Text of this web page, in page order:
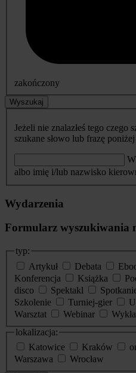
zakończony
Wyszukaj
Jeżeli nie znalazłeś tego czego
szukane słowo lub frazę poniżej
albo imię i/lub nazwisko
Wydarzenia
Formularz wyszukiwania
typ:
Artykuł
Debata
Konferencja
Książka
disco
Spektakl
Szkolenie
Turniej-gier
Warsztat
Webinar
lokalizacja:
Katowice
Kraków
Warszawa
Wrocław